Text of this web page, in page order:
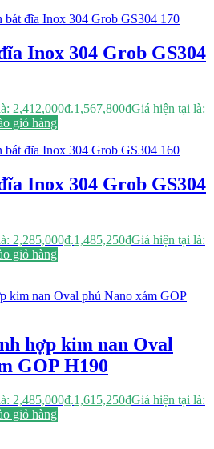
Inox 304 Grob GS304
2,412,000₫.1,567,800₫Giá hiện tại là:
giỏ hàng
Inox 304 Grob GS304
2,285,000₫.1,485,250₫Giá hiện tại là:
giỏ hàng
hợp kim nan Oval
GOP H190
2,485,000₫.1,615,250₫Giá hiện tại là:
giỏ hàng